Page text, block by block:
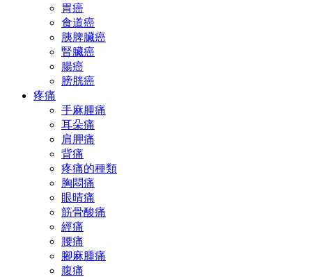
胃癌
食道癌
胰脾臟癌
腎臟癌
腸癌
膀胱癌
疼痛
手麻腫痛
耳朵痛
肩胛痛
背痛
疼痛的種類
胸悶痛
眼晴痛
筋骨酸痛
經痛
腰痛
腳麻腫痛
腹痛